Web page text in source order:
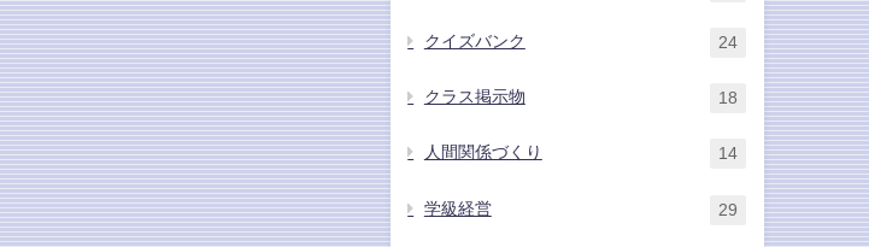
クイズバンク 24
クラス掲示物 18
人間関係づくり 14
学級経営 29